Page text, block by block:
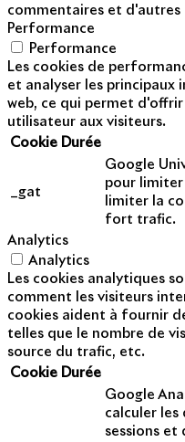
commentaires et
Performance
Performance
Les cookies de
et analyser les principaux
web, ce qui permet
utilisateur aux visiteurs.
Cookie Durée
_gat
Google
pour limiter
limiter la
fort trafic.
Analytics
Analytics
Les cookies analytiques
comment les visiteurs
cookies aident à fournir
telles que le nombre de
source du trafic, etc.
Cookie Durée
Google
calculer les
sessions et